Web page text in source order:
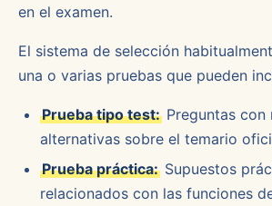
en el examen.
El sistema de selección
una o varias pruebas que pueden
Prueba tipo test: Preguntas con
alternativas sobre el temario
Prueba práctica: Supuestos
relacionados con las funciones